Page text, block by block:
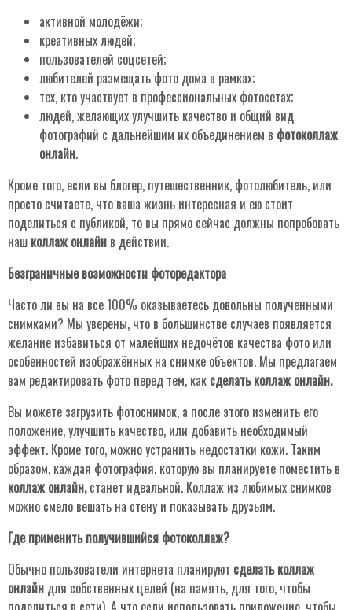
активной молодёжи;
креативных людей;
пользователей соцсетей;
любителей размещать фото дома в рамках;
тех, кто участвует в профессиональных фотосетах;
людей, желающих улучшить качество и общий вид
фотографий с дальнейшим их объединением в фотоколлаж
онлайн.
Кроме того, если вы блогер, путешественник, фотолюбитель, или
просто считаете, что ваша жизнь интересная и ею стоит
поделиться с публикой, то вы прямо сейчас должны попробовать
наш коллаж онлайн в действии.
Безграничные возможности фоторедактора
Часто ли вы на все 100% оказываетесь довольны полученными
снимками? Мы уверены, что в большинстве случаев появляется
желание избавиться от малейших недочётов качества фото или
особенностей изображённых на снимке объектов. Мы предлагаем
вам редактировать фото перед тем, как сделать коллаж онлайн.
Вы можете загрузить фотоснимок, а после этого изменить его
положение, улучшить качество, или добавить необходимый
эффект. Кроме того, можно устранить недостатки кожи. Таким
образом, каждая фотография, которую вы планируете поместить в
коллаж онлайн,станет идеальной. Коллаж из любимых снимков
можно смело вешать на стену и показывать друзьям.
Где применить получившийся фотоколлаж?
Обычно пользователи интернета планируют сделать коллаж
онлайн для собственных целей (на память, для того, чтобы